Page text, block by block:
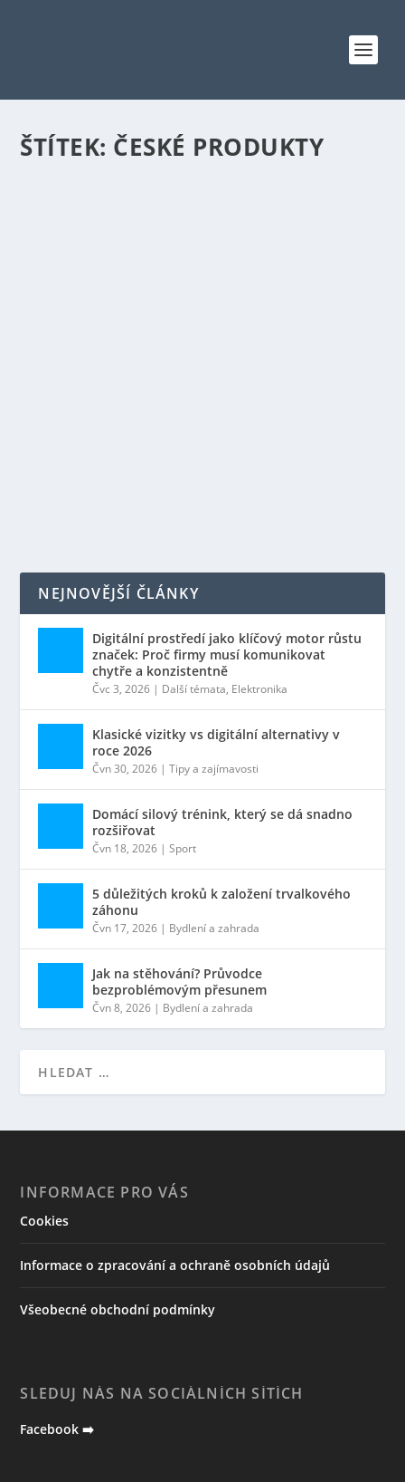
ŠTÍTEK: ČESKÉ PRODUKTY
NEJNOVĚJŠÍ ČLÁNKY
Digitální prostředí jako klíčový motor růstu
značek: Proč firmy musí komunikovat
chytře a konzistentně
Čvc 3, 2026 | Další témata, Elektronika
Klasické vizitky vs digitální alternativy v
roce 2026
Čvn 30, 2026 |Tipy a zajímavosti
Domácí silový trénink, který se dá snadno
rozšiřovat
Čvn 18, 2026 |Sport
5 důležitých kroků k založení trvalkového
záhonu
Čvn 17, 2026 | Bydlení a zahrada
Jak na stěhování? Průvodce
bezproblémovým přesunem
Čvn 8, 2026 | Bydlení a zahrada
INFORMACE PRO VÁS
Cookies
Informace o zpracování a ochraně osobních údajů
Všeobecné obchodní podmínky
SLEDUJ NÁS NA SOCIÁLNÍCH SÍTÍCH
Facebook ➡️